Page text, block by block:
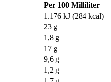
Per 100 Milliliter
1.176 kJ (284 kcal)
23 g
1,8 g
17 g
9,6 g
1,2 g